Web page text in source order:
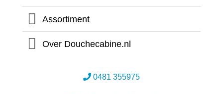
Assortiment
Over Douchecabine.nl
0481 355975